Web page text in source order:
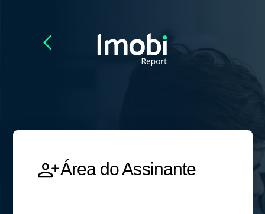
Área do Assinante